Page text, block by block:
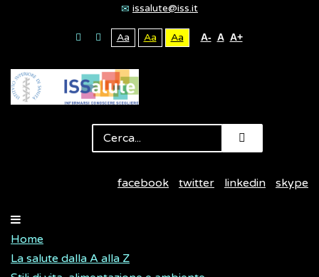
issalute@iss.it
Aa Aa Aa A- A A+
facebook twitter linkedin skype
Home
La salute dalla A alla Z